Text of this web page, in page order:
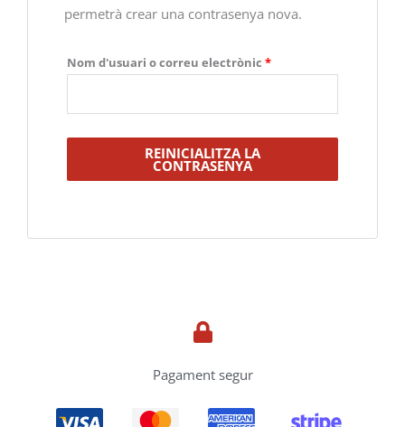
permetrà crear una contrasenya nova.
Nom d'usuari o correu electrònic *
REINICIALITZA LA
CONTRASENYA
Pagament segur